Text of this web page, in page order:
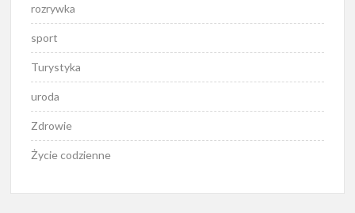
rozrywka
sport
Turystyka
uroda
Zdrowie
Życie codzienne